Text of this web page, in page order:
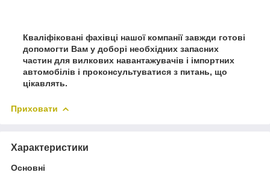
Кваліфіковані фахівці нашої компанії завжди готові
допомогти Вам у доборі необхідних запасних
частин для вилкових навантажувачів і імпортних
автомобілів і проконсультуватися з питань, що
цікавлять.
Приховати
Характеристики
Основні